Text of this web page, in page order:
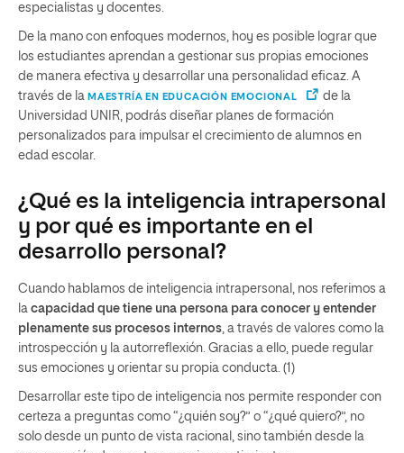
especialistas y docentes.
De la mano con enfoques modernos, hoy es posible lograr que
los estudiantes aprendan a gestionar sus propias emociones
de manera efectiva y desarrollar una personalidad eficaz. A
través de la MAESTRÍA EN EDUCACIÓN EMOCIONAL
de la
Universidad UNIR, podrás diseñar planes de formación
personalizados para impulsar el crecimiento de alumnos en
edad escolar.
¿Qué es la inteligencia intrapersonal
y por qué es importante en el
desarrollo personal?
Cuando hablamos de inteligencia intrapersonal, nos referimos a
la capacidad que tiene una persona para conocer y entender
plenamente sus procesos internos , a través de valores como la
introspección y la autorreflexión. Gracias a ello, puede regular
sus emociones y orientar su propia conducta. (1)
Desarrollar este tipo de inteligencia nos permite responder con
certeza a preguntas como “¿quién soy?” o “¿qué quiero?”, no
solo desde un punto de vista racional, sino también desde la